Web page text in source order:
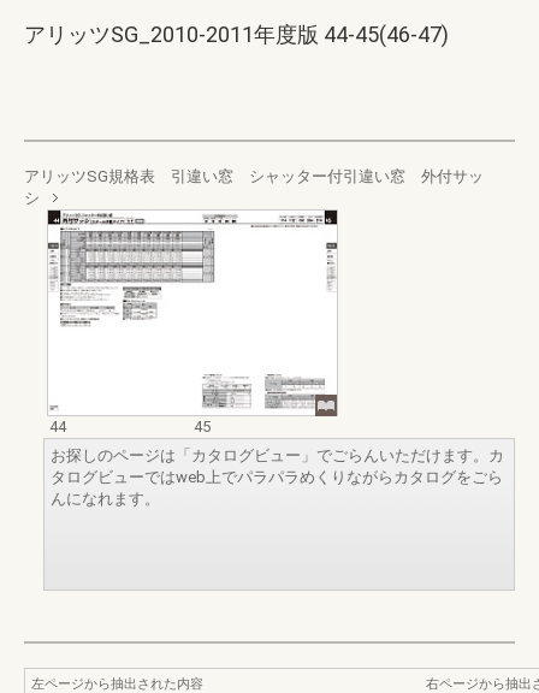
アリッツSG_2010-2011年度版 44-45(46-47)
アリッツSG規格表 引違い窓 シャッター付引違い窓 外付サッ
シ
44
45
お探しのページは「カタログビュー」でごらんいただけます。カ
タログビューではweb上でパラパラめくりながらカタログをごら
んになれます。
左ページから抽出された内容
右ページから抽出